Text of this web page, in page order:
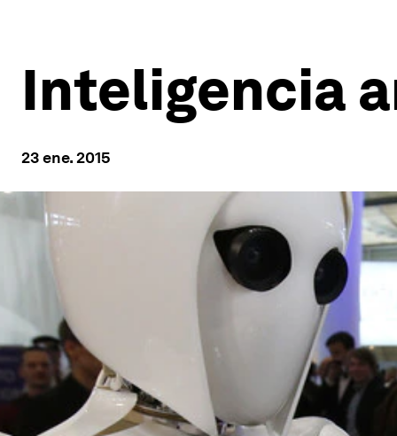
Inteligencia
23 ene. 2015